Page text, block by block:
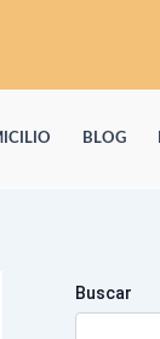
BLOG
Buscar